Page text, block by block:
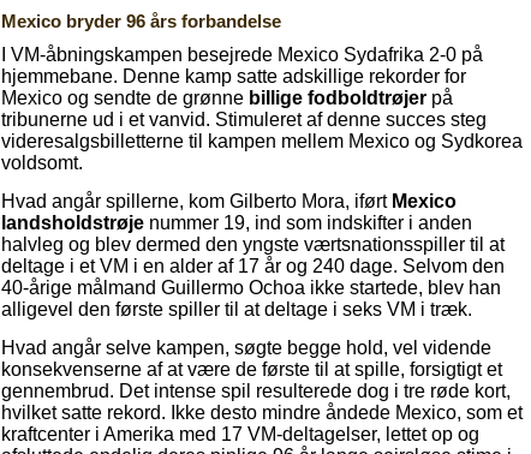
Mexico bryder 96 års forbandelse
I VM-åbningskampen besejrede Mexico Sydafrika 2-0 på
hjemmebane. Denne kamp satte adskillige rekorder for
Mexico og sendte de grønne billige fodboldtrøjer på
tribunerne ud i et vanvid. Stimuleret af denne succes steg
videresalgsbilletterne til kampen mellem Mexico og Sydkorea
voldsomt.
Hvad angår spillerne, kom Gilberto Mora, iført Mexico
landsholdstrøje nummer 19, ind som indskifter i anden
halvleg og blev dermed den yngste værtsnationsspiller til at
deltage i et VM i en alder af 17 år og 240 dage. Selvom den
40-årige målmand Guillermo Ochoa ikke startede, blev han
alligevel den første spiller til at deltage i seks VM i træk.
Hvad angår selve kampen, søgte begge hold, vel vidende
konsekvenserne af at være de første til at spille, forsigtigt et
gennembrud. Det intense spil resulterede dog i tre røde kort,
hvilket satte rekord. Ikke desto mindre åndede Mexico, som et
kraftcenter i Amerika med 17 VM-deltagelser, lettet op og